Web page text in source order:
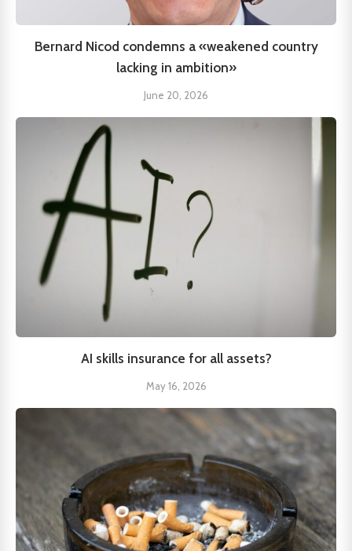
Bernard Nicod condemns a «weakened country
lacking in ambition»
June 20, 2026
AI skills insurance for all assets?
May 16, 2026